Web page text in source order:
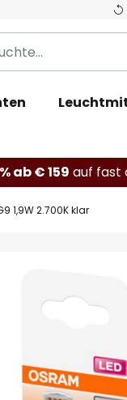
ab € 159 auf fast
1,9W 2.700K klar